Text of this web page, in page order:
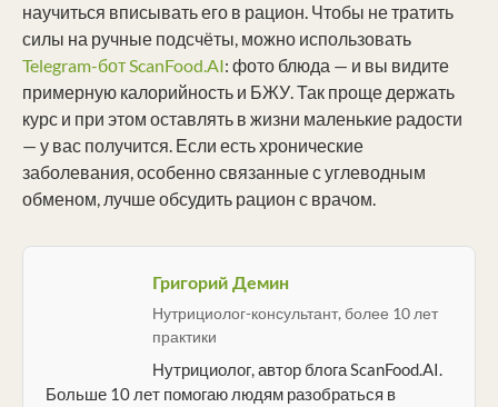
научиться вписывать его в рацион. Чтобы не тратить
силы на ручные подсчёты, можно использовать
Telegram-бот ScanFood.AI: фото блюда — и вы видите
примерную калорийность и БЖУ. Так проще держать
курс и при этом оставлять в жизни маленькие радости
— у вас получится. Если есть хронические
заболевания, особенно связанные с углеводным
обменом, лучше обсудить рацион с врачом.
Григорий Демин
Нутрициолог-консультант, более 10 лет
практики
Нутрициолог, автор блога ScanFood.AI.
Больше 10 лет помогаю людям разобраться в